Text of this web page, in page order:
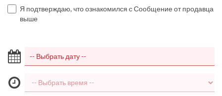
Я подтверждаю, что ознакомился с Сообщение от продавца
выше